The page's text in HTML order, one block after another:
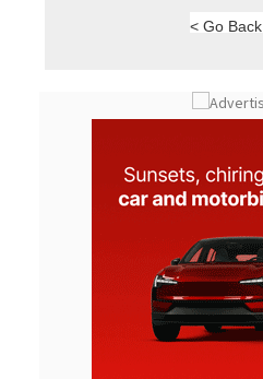
< Go Back